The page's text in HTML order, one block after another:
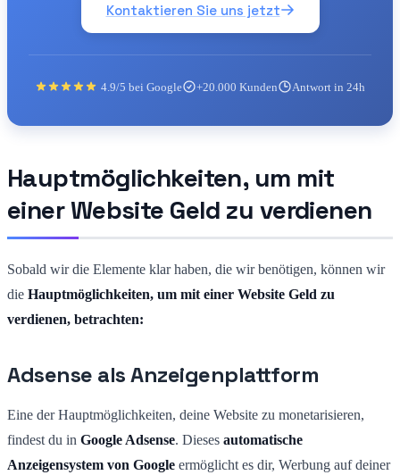
Kontaktieren Sie uns jetzt
4.9/5 bei Google +20.000 Kunden Antwort in 24h
Hauptmöglichkeiten, um mit
einer Website Geld zu verdienen
Sobald wir die Elemente klar haben, die wir benötigen, können wir
die Hauptmöglichkeiten, um mit einer Website Geld zu
verdienen, betrachten:
Adsense als Anzeigenplattform
Eine der Hauptmöglichkeiten, deine Website zu monetarisieren,
findest du in Google Adsense. Dieses automatische
Anzeigensystem von Google ermöglicht es dir, Werbung auf deiner